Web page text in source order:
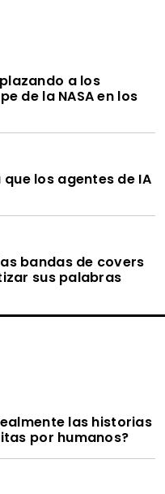
a los
de la NASA en los
los agentes de IA
bandas de covers
sus palabras
las historias
por humanos?